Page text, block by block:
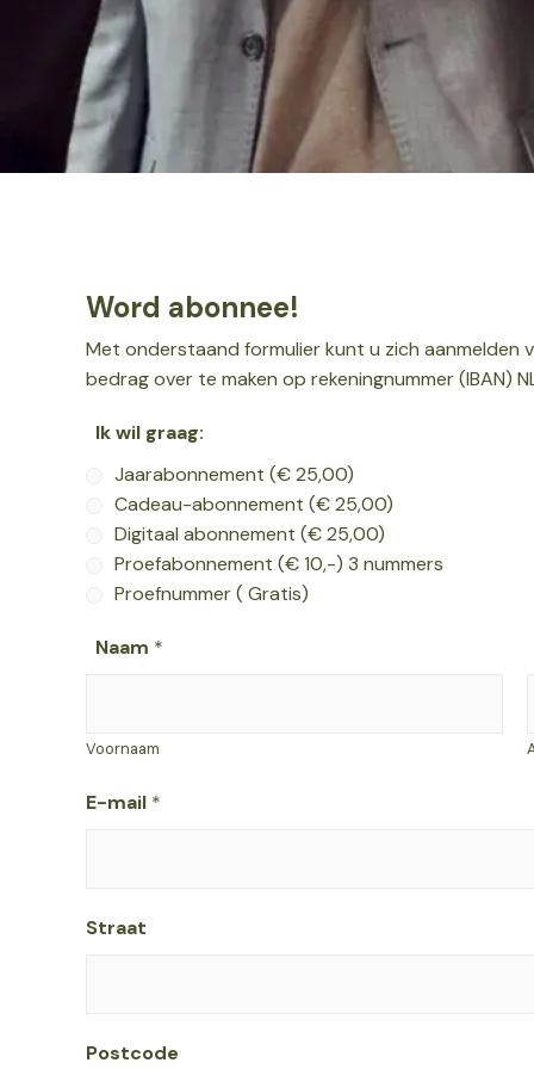
Word abonnee!
Met onderstaand formulier kunt u zich aanmelden
bedrag over te maken op rekeningnummer (IBAN)
Ik wil graag:
Jaarabonnement (€ 25,00)
Cadeau-abonnement (€ 25,00)
Digitaal abonnement (€ 25,00)
Proefabonnement (€ 10,-) 3 nummers
Proefnummer ( Gratis)
Naam *
Voornaam
E-mail *
P
c
Straat
Postcode